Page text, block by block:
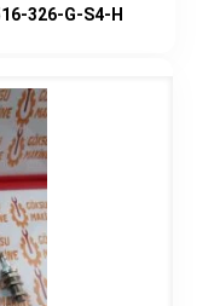
326-G-S4-H